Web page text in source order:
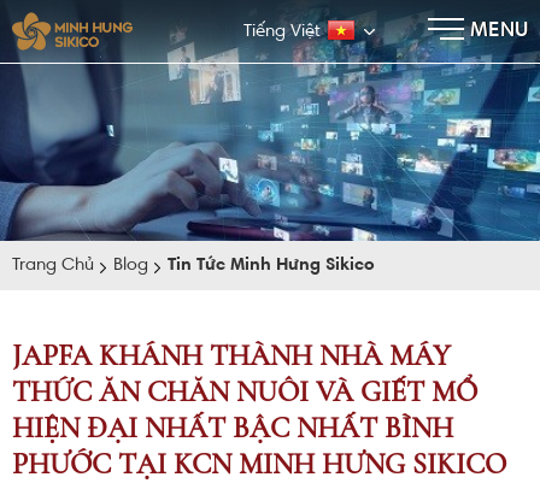
Tiếng Việt MENU
×
E-BROCHURE
Trang Chủ Blog Tin Tức Minh Hưng Sikico
JAPFA KHÁNH THÀNH NHÀ MÁY
THỨC ĂN CHĂN NUÔI VÀ GIẾT MỔ
HIỆN ĐẠI NHẤT BẬC NHẤT BÌNH
PHƯỚC TẠI KCN MINH HƯNG SIKICO